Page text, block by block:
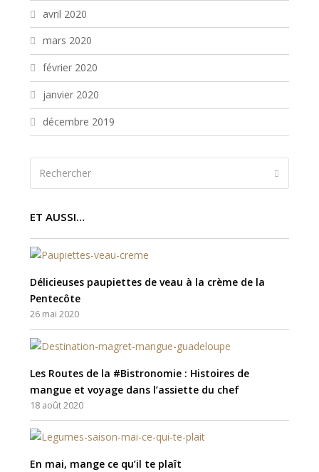
avril 2020
mars 2020
février 2020
janvier 2020
décembre 2019
Envoyer
ET AUSSI…
Délicieuses paupiettes de veau à la crème de la
Pentecôte
26 mai 2020
Les Routes de la #Bistronomie : Histoires de
mangue et voyage dans l’assiette du chef
18 août 2020
En mai, mange ce qu’il te plaît